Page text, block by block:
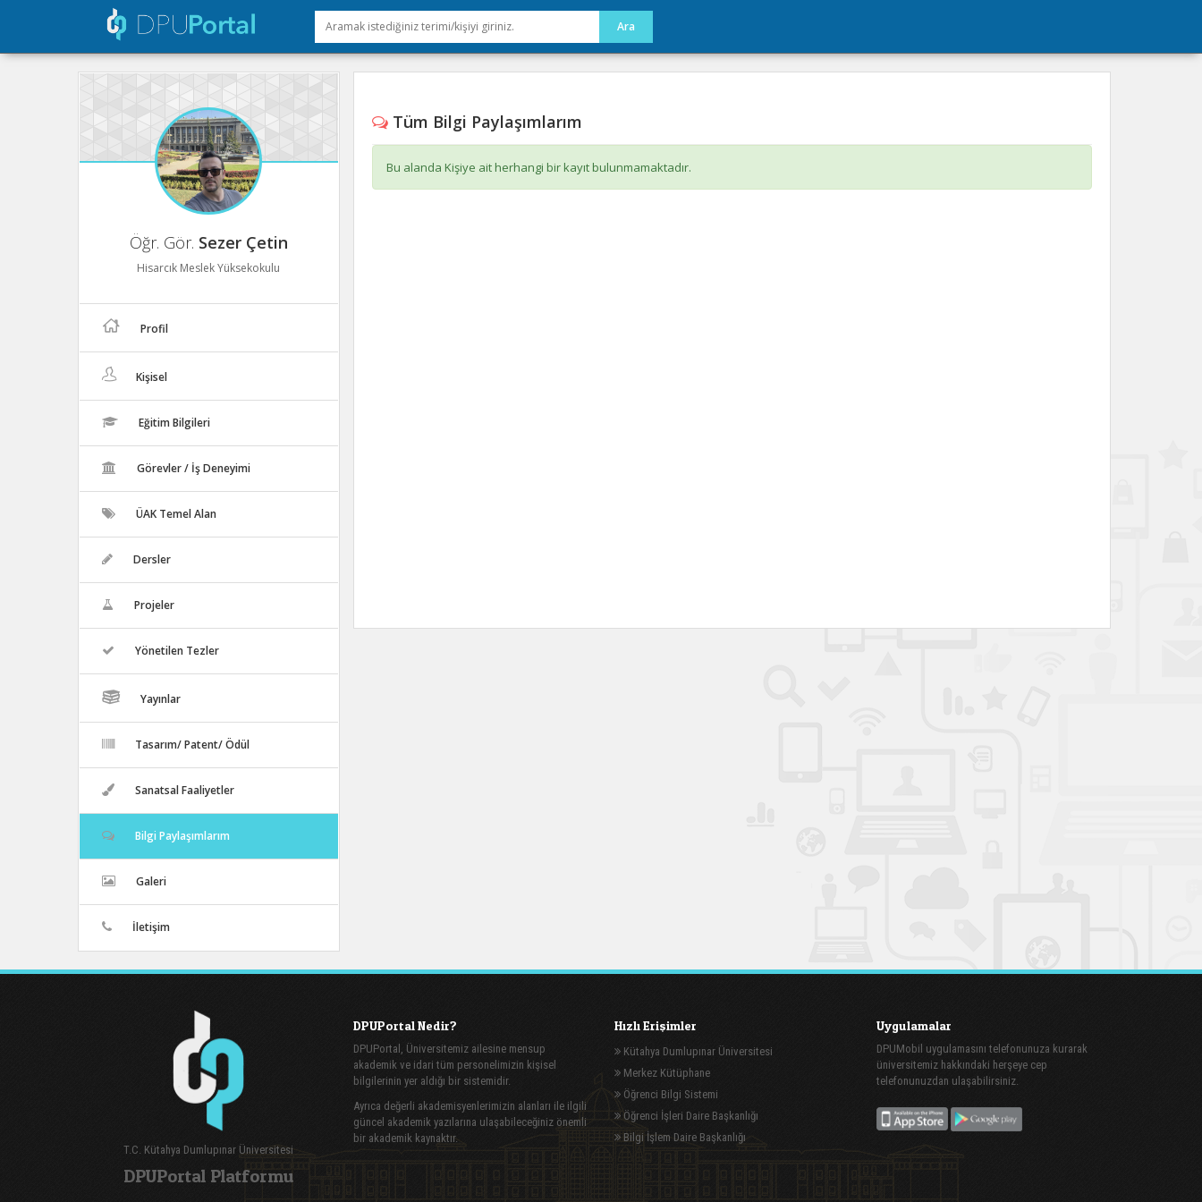
Öğr. Gör. Sezer Çetin
Hisarcık Meslek Yüksekokulu
Profil
Kişisel
Eğitim Bilgileri
Görevler / İş Deneyimi
ÜAK Temel Alan
Dersler
Projeler
Yönetilen Tezler
Yayınlar
Tasarım/ Patent/ Ödül
Sanatsal Faaliyetler
Bilgi Paylaşımlarım
Galeri
İletişim
Tüm Bilgi Paylaşımlarım
Bu alanda Kişiye ait herhangi bir kayıt bulunmamaktadır.
T.C. Kütahya Dumlupınar Üniversitesi
DPUPortal Platformu
DPUPortal Nedir?
DPUPortal, Üniversitemiz ailesine mensup
akademik ve idari tüm personelimizin kişisel
bilgilerinin yer aldığı bir sistemidir.
Ayrıca değerli akademisyenlerimizin alanları ile ilgili
güncel akademik yazılarına ulaşabileceğiniz önemli
bir akademik kaynaktır.
Hızlı Erişimler
Kütahya Dumlupınar Üniversitesi
Merkez Kütüphane
Öğrenci Bilgi Sistemi
Öğrenci İşleri Daire Başkanlığı
Bilgi İşlem Daire Başkanlığı
Uygulamalar
DPUMobil uygulamasını telefonunuza kurarak
üniversitemiz hakkındaki herşeye cep
telefonunuzdan ulaşabilirsiniz.